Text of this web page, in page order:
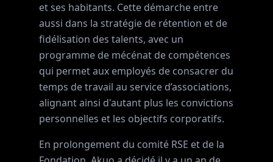
et ses habitants. Cette démarche entre
aussi dans la stratégie de rétention et de
fidélisation des talents, avec un
programme de mécénat de compétences
qui permet aux employés de consacrer du
temps de travail au service d’associations,
alignant ainsi d'autant plus les convictions
personnelles et les objectifs corporatifs.
En prolongement du comité RSE et de la